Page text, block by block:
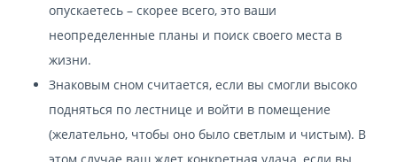
опускаетесь – скорее всего, это ваши
неопределенные планы и поиск своего места в
жизни.
Знаковым сном считается, если вы смогли высоко
подняться по лестнице и войти в помещение
(желательно, чтобы оно было светлым и чистым). В
этом случае ваш ждет конкретная удача, если вы